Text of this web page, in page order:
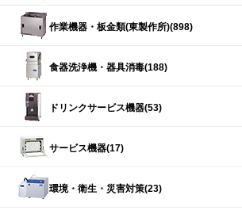
作業機器・板金類(東製作所)(898)
食器洗浄機・器具消毒(188)
ドリンクサービス機器(53)
サービス機器(17)
環境・衛生・災害対策(23)